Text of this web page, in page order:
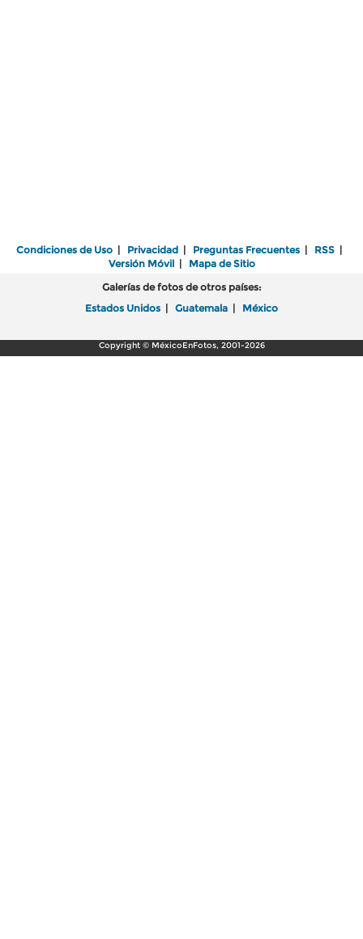
Condiciones de Uso | Privacidad | Preguntas Frecuentes | RSS |
Versión Móvil| Mapa de Sitio
Galerías de fotos de otros países:
Estados Unidos | Guatemala | México
Copyright © MéxicoEnFotos, 2001-2026